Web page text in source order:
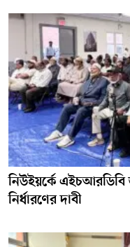
নিউইয়র্কে এইচআরডিবি
নির্ধারণের দাবী